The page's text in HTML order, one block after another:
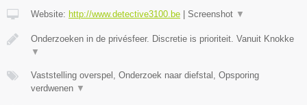
Website: http://www.detective3100.be Screenshot ▼
Onderzoeken in de privésfeer. Discretie is prioriteit. Vanuit Knokke
▼
Vaststelling overspel, Onderzoek naar diefstal, Opsporing
verdwenen ▼